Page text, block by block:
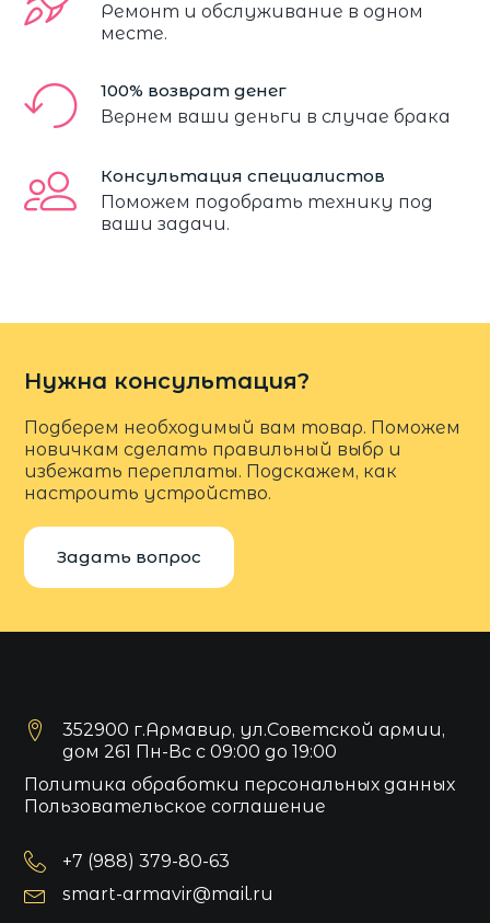
Ремонт и обслуживание в одном
месте.
100% возврат денег
Вернем ваши деньги в случае брака
Консультация специалистов
Поможем подобрать технику под
ваши задачи.
Нужна консультация?
Подберем необходимый вам товар. Поможем
новичкам сделать правильный выбр и
избежать переплаты. Подскажем, как
настроить устройство.
Задать вопрос
352900 г.Армавир, ул.Советской армии,
дом 261 Пн-Вс с 09:00 до 19:00
Политика обработки персональных данных
Пользовательское соглашение
+7 (988) 379-80-63
smart-armavir@mail.ru